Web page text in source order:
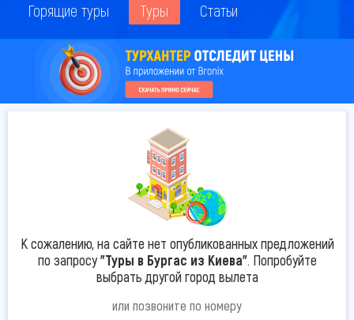
Горящие туры Туры Статьи
К сожалению, на сайте нет опубликованных предложений
по запросу"Туры в Бургас из Киева". Попробуйте
выбрать другой город вылета
или позвоните по номеру